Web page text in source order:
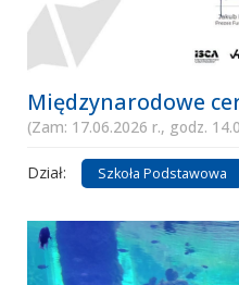
Międzynarodowe
(Zam: 17.06.2026 r., godz.
Dział: Szkoła Podstawowa